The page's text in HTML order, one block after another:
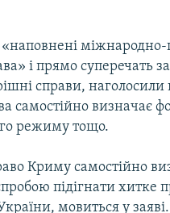
«наповнені міжнародно-
і прямо суперечать
справи, наголосили
самостійно визначає
режиму тощо.
Криму самостійно
підігнати хитке
мовиться у заяві.